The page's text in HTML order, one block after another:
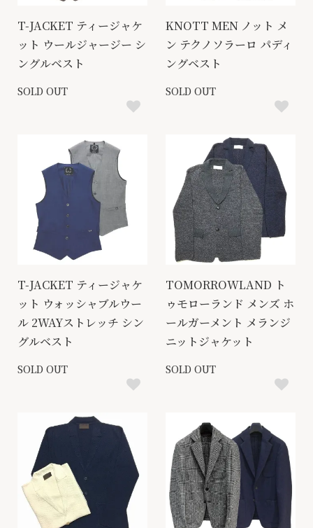
T-JACKET ティージャケ
ット ウールジャージー シ
ングルベスト
SOLD OUT
KNOTT MEN ノット メ
ン テクノソラーロ パディ
ングベスト
SOLD OUT
T-JACKET ティージャケ
ット ウォッシャブルウー
ル 2WAYストレッチ シン
グルベスト
SOLD OUT
TOMORROWLAND ト
ゥモローランド メンズ ホ
ールガーメント メランジ
ニットジャケット
SOLD OUT